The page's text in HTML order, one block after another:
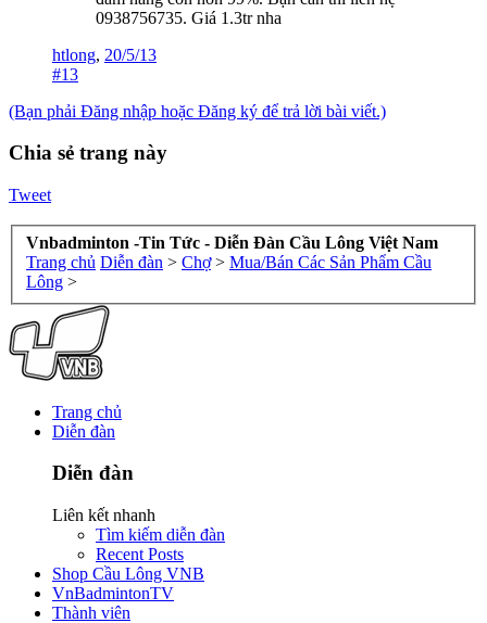
0938756735. Giá 1.3tr nha
htlong, 20/5/13
#13
(Bạn phải Đăng nhập hoặc Đăng ký để trả lời bài viết.)
Chia sẻ trang này
Tweet
Vnbadminton -Tin Tức - Diễn Đàn Cầu Lông Việt Nam
Trang chủ Diễn đàn > Chợ > Mua/Bán Các Sản Phẩm Cầu
Lông >
Trang chủ
Diễn đàn
Diễn đàn
Liên kết nhanh
Tìm kiếm diễn đàn
Recent Posts
Shop Cầu Lông VNB
VnBadmintonTV
Thành viên